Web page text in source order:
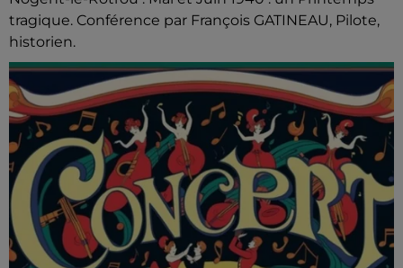
tragique. Conférence par François GATINEAU, Pilote,
historien.